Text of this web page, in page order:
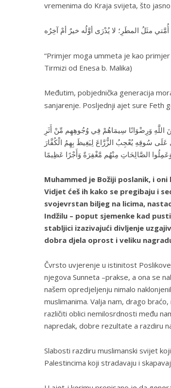
vremenima do Kraja svijeta, što
مثَلُ المطَرِ؛ لا يُدْرَى أوَّلُه خيرٌ أمْ آخِرُه
“Primjer moga ummeta je kao
Tirmizi od Enesa b. Malika)
Međutim, pobjednička generacija
sanjarenje. Posljednji ajet sure Feth
اللَّهِ وَرِضْوَانًا سِيمَاهُمْ فِي وُجُوهِهِم مِّنْ أَثَرِ
سُوقِهِ يُعْجِبُ الزُّرَّاعَ لِيَغِيظَ بِهِمُ الْكُفَّارَ
وَعَمِلُوا الصَّالِحَاتِ مِنْهُم مَّغْفِرَةً وَأَجْرًا عَظِيمًا
Muhammed je Božiji poslanik, i
Vidjet ćeš ih kako se pregibaju i
svojevrstan biljeg na licima,
Indžilu – poput sjemenke kad
stabljici izazivajući divljenje
dobra djela oprost i veliku
Čvrsto uvjerenje u istinitost
njegova Sunneta –prakse, a ona se
našem opredjeljenju nimalo
muslimanima. Valja nam, drago
različiti oblici nemilosrdnosti među
napredak, dobre rezultate a razdiru
Slabosti razdiru muslimanski svijet
Palestincima koji stradavaju i